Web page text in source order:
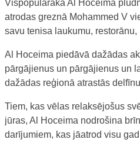
Vispopulārākā Al Hoceima
atrodas greznā Mohammed V
savu tenisa laukumu,
Al Hoceima piedāvā dažādas
pārgājienus un pārgājienus un
dažādas reģionā atrastās
Tiem, kas vēlas relaksējošus
jūras, Al Hoceima nodrošina
darījumiem, kas jāatrod visu